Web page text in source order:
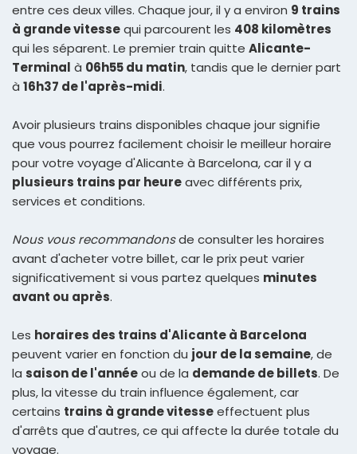
entre ces deux villes. Chaque jour, il y a environ 9 trains
à grande vitessequi parcourent les 408 kilomètres
qui les séparent. Le premier train quitte Alicante-
Terminal à 06h55 du matin, tandis que le dernier part
à 16h37 de l'après-midi.
Avoir plusieurs trains disponibles chaque jour signifie
que vous pourrez facilement choisir le meilleur horaire
pour votre voyage d'Alicante à Barcelona, car il y a
plusieurs trains par heureavec différents prix,
services et conditions.
Nous vous recommandonsde consulter les horaires
avant d'acheter votre billet, car le prix peut varier
significativement si vous partez quelques minutes
avant ou après.
Les horaires des trains d'Alicante à Barcelona
peuvent varier en fonction du jour de la semaine, de
la saison de l'annéeou de la demande de billets. De
plus, la vitesse du train influence également, car
certains trains à grande vitesseeffectuent plus
d'arrêts que d'autres, ce qui affecte la durée totale du
voyage.